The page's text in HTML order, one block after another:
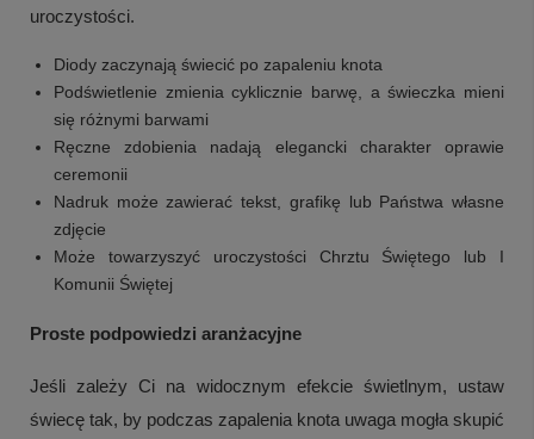
uroczystości.
Diody zaczynają świecić po zapaleniu knota
Podświetlenie zmienia cyklicznie barwę, a świeczka mieni
się różnymi barwami
Ręczne zdobienia nadają elegancki charakter oprawie
ceremonii
Nadruk może zawierać tekst, grafikę lub Państwa własne
zdjęcie
Może towarzyszyć uroczystości Chrztu Świętego lub I
Komunii Świętej
Proste podpowiedzi aranżacyjne
Jeśli zależy Ci na widocznym efekcie świetlnym, ustaw
świecę tak, by podczas zapalenia knota uwaga mogła skupić